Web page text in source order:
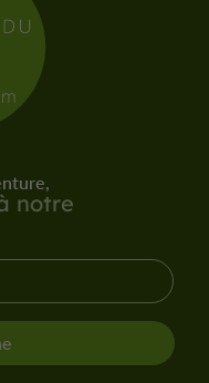
notre